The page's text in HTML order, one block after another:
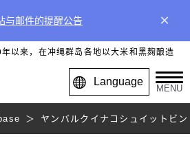
与邮件的提醒公告 ×
以来，在冲绳群岛各地以大米和黑麹酿造
Language
MENU
ヤンバルクイナコシュイットビン